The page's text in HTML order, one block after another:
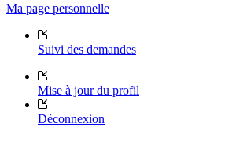
Ma page personnelle
Suivi des demandes
Mise à jour du profil
Déconnexion